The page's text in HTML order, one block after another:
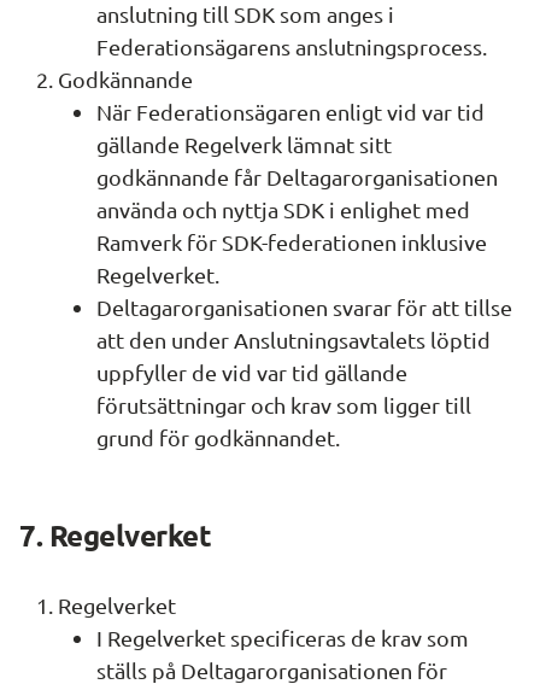
anslutning till SDK som anges i
Federationsägarens anslutningsprocess.
Godkännande
När Federationsägaren enligt vid var tid
gällande Regelverk lämnat sitt
godkännande får Deltagarorganisationen
använda och nyttja SDK i enlighet med
Ramverk för SDK-federationen inklusive
Regelverket.
Deltagarorganisationen svarar för att tillse
att den under Anslutningsavtalets löptid
uppfyller de vid var tid gällande
förutsättningar och krav som ligger till
grund för godkännandet.
7. Regelverket
Regelverket
I Regelverket specificeras de krav som
ställs på Deltagarorganisationen för